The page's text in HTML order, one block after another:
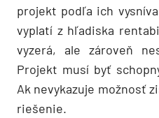
projekt podľa ich
vyplatí z hľadiska
vyzerá, ale zároveň
Projekt musí byť
Ak nevykazuje možnosť
riešenie.